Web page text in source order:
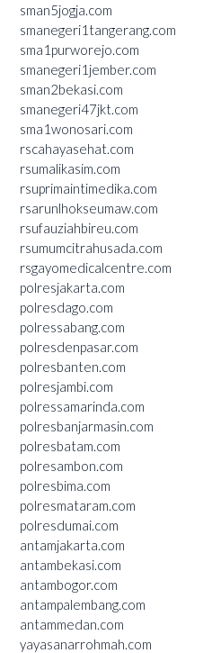
sman5jogja.com
smanegeri1tangerang.com
sma1purworejo.com
smanegeri1jember.com
sman2bekasi.com
smanegeri47jkt.com
sma1wonosari.com
rscahayasehat.com
rsumalikasim.com
rsuprimaintimedika.com
rsarunlhokseumaw.com
rsufauziahbireu.com
rsumumcitrahusada.com
rsgayomedicalcentre.com
polresjakarta.com
polresdago.com
polressabang.com
polresdenpasar.com
polresbanten.com
polresjambi.com
polressamarinda.com
polresbanjarmasin.com
polresbatam.com
polresambon.com
polresbima.com
polresmataram.com
polresdumai.com
antamjakarta.com
antambekasi.com
antambogor.com
antampalembang.com
antammedan.com
yayasanarrohmah.com